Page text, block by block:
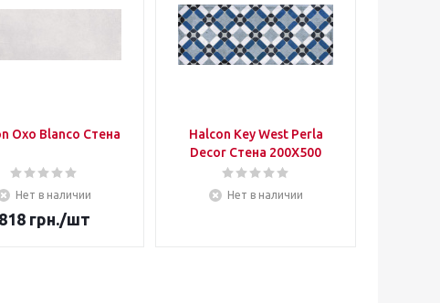
Oxo Blanco Стена
Нет в наличии
818грн./шт
Halcon Key West Perla
Decor Стена 200Х500
Нет в наличии